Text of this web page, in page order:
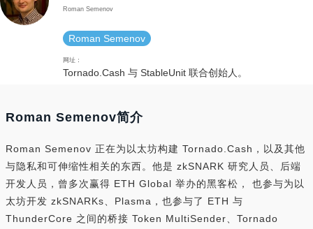
Roman Semenov
Roman Semenov
网址：
Tornado.Cash 与 StableUnit 联合创始人。
Roman Semenov简介
Roman Semenov 正在为以太坊构建 Tornado.Cash，以及其他
与隐私和可伸缩性相关的东西。他是 zkSNARK 研究人员、后端
开发人员，曾多次赢得 ETH Global 举办的黑客松， 也参与为以
太坊开发 zkSNARKs、Plasma，也参与了 ETH 与
ThunderCore 之间的桥接 Token MultiSender、Tornado